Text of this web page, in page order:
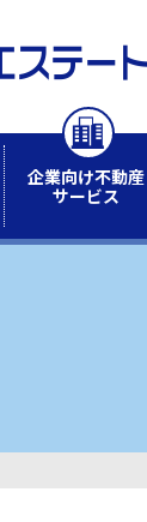
企業向け不動産
サービス